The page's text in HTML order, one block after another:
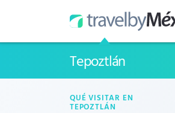
Tepoztlán
QUÉ VISITAR EN
TEPOZTLÁN